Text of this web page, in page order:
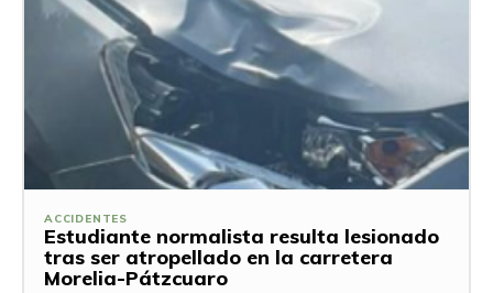
ACCIDENTES
Estudiante normalista resulta lesionado
tras ser atropellado en la carretera
Morelia-Pátzcuaro